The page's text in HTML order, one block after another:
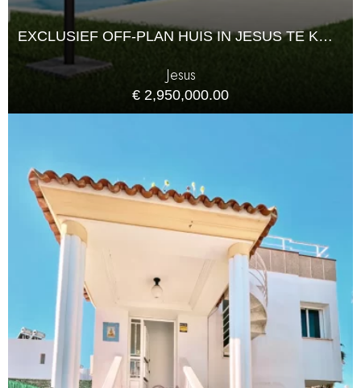
EXCLUSIEF OFF-PLAN HUIS IN JESUS TE KOOP
Jesus
€ 2,950,000.00